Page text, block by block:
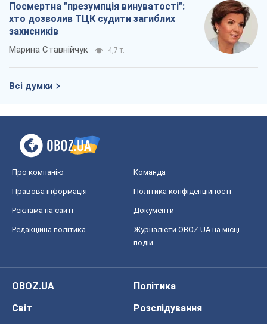
Посмертна "презумпція винуватості":
хто дозволив ТЦК судити загиблих
захисників
Марина Ставнійчук 4,7 т.
Всі думки
Про компанію Команда
Правова інформація Політика конфіденційності
Реклама на сайті Документи
Редакційна політика
Журналісти OBOZ.UA на місці
подій
OBOZ.UA
Політика
Світ
Розслідування